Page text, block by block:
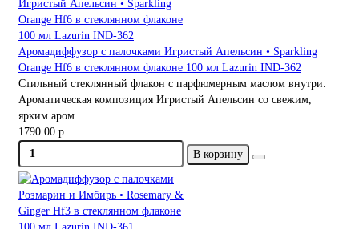
Аромадиффузор с палочками Игристый Апельсин • Sparkling
Orange Hf6 в стеклянном флаконе 100 мл Lazurin IND-362
Стильный стеклянный флакон с парфюмерным маслом внутри.
Ароматическая композиция Игристый Апельсин со свежим,
ярким аром..
1790.00 р.
В корзину